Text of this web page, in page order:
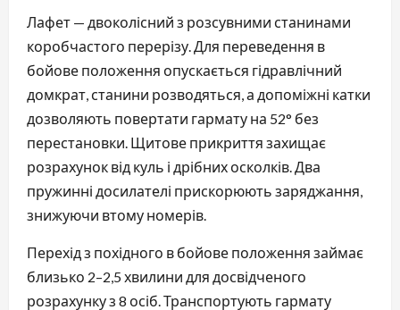
Лафет — двоколісний з розсувними станинами
коробчастого перерізу. Для переведення в
бойове положення опускається гідравлічний
домкрат, станини розводяться, а допоміжні катки
дозволяють повертати гармату на 52° без
перестановки. Щитове прикриття захищає
розрахунок від куль і дрібних осколків. Два
пружинні досилателі прискорюють заряджання,
знижуючи втому номерів.
Перехід з похідного в бойове положення займає
близько 2–2,5 хвилини для досвідченого
розрахунку з 8 осіб. Транспортують гармату